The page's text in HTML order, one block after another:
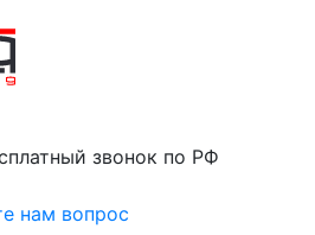
звонок по РФ
нам вопрос